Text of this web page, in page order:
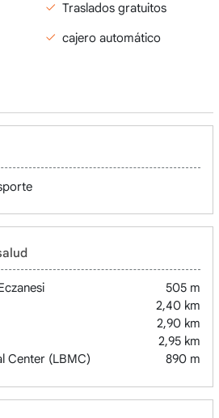
Traslados gratuitos
cajero automático
505 m
2,40 km
2,90 km
2,95 km
Center (LBMC)
890 m